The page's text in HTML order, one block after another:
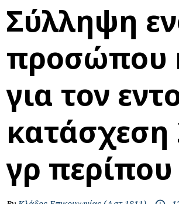
Σύλληψη
προσώπου
για τον
κατάσχεση
γρ